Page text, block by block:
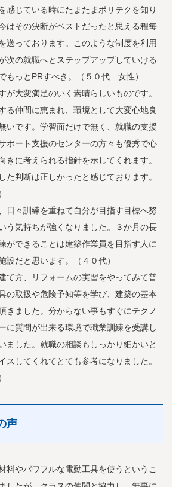
感じている時にたまたまポリテクを知り
はその決断がベストだったと思える程毎
送っております。このような制度を利用
次の就職へとステップアップしていける
もっとPRすべき。（５０代 女性）
が大変満足のいく素晴らしいものです。
る仲間に恵まれ、環境として大変心地良
いです。学習面だけで無く、就職の支援
ポート支援のセンターの方々も優秀で心
きに考えられる指針を示してくれます。
た判断は正しかったと感じております。
日々訓練を重ねて自分が目指す目標へ努
う気持ちが強くなりました。３か月の長
ができることは建築作業員を目指す人に
設だと思います。（４０代）
て方、リフォームの実習をやってみて普
の取扱や危険予知等を学び、建築の基本
きました。分からない事もすぐにテクノ
に質問が出来る環境で職業訓練を受講し
ました。就職の相談もしっかり細かいと
スしてくれてとても参考になりました。
声
料やパワフルな電動工具を使うというこ